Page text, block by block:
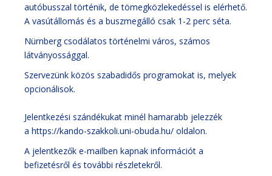
autóbusszal történik, de tömegközlekedéssel is elérhető.
A vasútállomás és a buszmegálló csak 1-2 perc séta.
Nürnberg csodálatos történelmi város, számos
látványossággal.
Szervezünk közös szabadidős programokat is, melyek
opcionálisok.
Jelentkezési szándékukat minél hamarabb jelezzék
a https://kando-szakkoli.uni-obuda.hu/ oldalon.
A jelentkezők e-mailben kapnak információt a
befizetésről és további részletekről.